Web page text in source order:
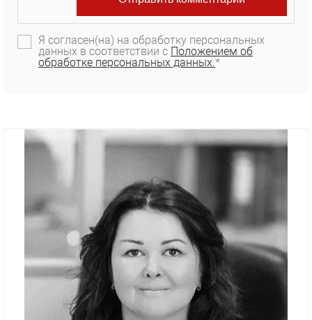
Я согласен(на) на обработку персональных
данных в соответствии с Положением об
обработке персональных данных.*